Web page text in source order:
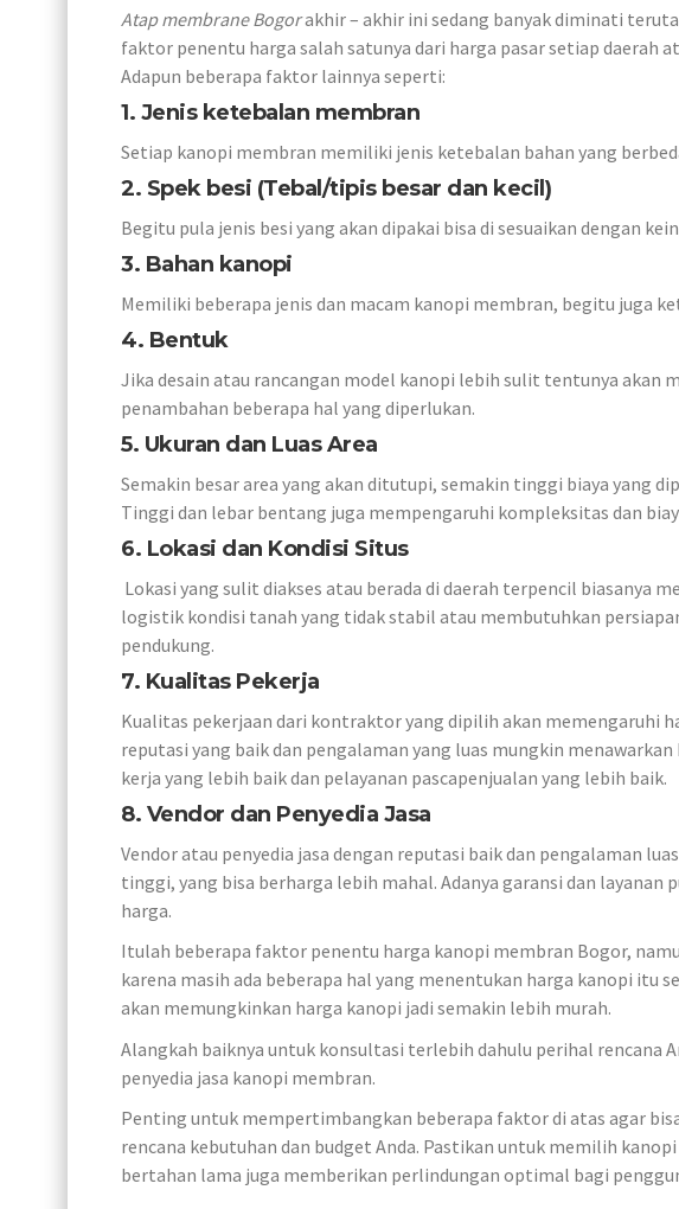
Atap membrane Bogorakhir – akhir ini sedang banyak diminati
faktor penentu harga salah satunya dari harga pasar setiap daerah
Adapun beberapa faktor lainnya seperti:
1. Jenis ketebalan membran
Setiap kanopi membran memiliki jenis ketebalan bahan yang
2. Spek besi (Tebal/tipis besar dan kecil)
Begitu pula jenis besi yang akan dipakai bisa di sesuaikan dengan
3. Bahan kanopi
Memiliki beberapa jenis dan macam kanopi membran, begitu juga
4. Bentuk
Jika desain atau rancangan model kanopi lebih sulit tentunya akan
penambahan beberapa hal yang diperlukan.
5. Ukuran dan Luas Area
Semakin besar area yang akan ditutupi, semakin tinggi biaya yang
Tinggi dan lebar bentang juga mempengaruhi kompleksitas dan
6. Lokasi dan Kondisi Situs
Lokasi yang sulit diakses atau berada di daerah terpencil biasanya
logistik kondisi tanah yang tidak stabil atau membutuhkan
pendukung.
7. Kualitas Pekerja
Kualitas pekerjaan dari kontraktor yang dipilih akan memengaruhi
reputasi yang baik dan pengalaman yang luas mungkin
kerja yang lebih baik dan pelayanan pascapenjualan yang lebih baik.
8. Vendor dan Penyedia Jasa
Vendor atau penyedia jasa dengan reputasi baik dan pengalaman
tinggi, yang bisa berharga lebih mahal. Adanya garansi dan
harga.
Itulah beberapa faktor penentu harga kanopi membran Bogor,
karena masih ada beberapa hal yang menentukan harga kanopi itu
akan memungkinkan harga kanopi jadi semakin lebih murah.
Alangkah baiknya untuk konsultasi terlebih dahulu perihal rencana
penyedia jasa kanopi membran.
Penting untuk mempertimbangkan beberapa faktor di atas agar
rencana kebutuhan dan budget Anda. Pastikan untuk memilih
bertahan lama juga memberikan perlindungan optimal bagi